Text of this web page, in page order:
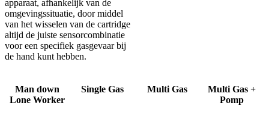
apparaat, afhankelijk van de
omgevingssituatie, door middel
van het wisselen van de cartridge
altijd de juiste sensorcombinatie
voor een specifiek gasgevaar bij
de hand kunt hebben.
Man down
Lone Worker
Single Gas Multi Gas
Multi Gas +
Pomp